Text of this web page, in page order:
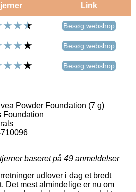
Link
Besøg webshop
Besøg webshop
Besøg webshop
Powder Foundation (7 g)
Foundation
baseret på 49 anmeldelser
udlover i dag et bredt
Det mest almindelige er nu om